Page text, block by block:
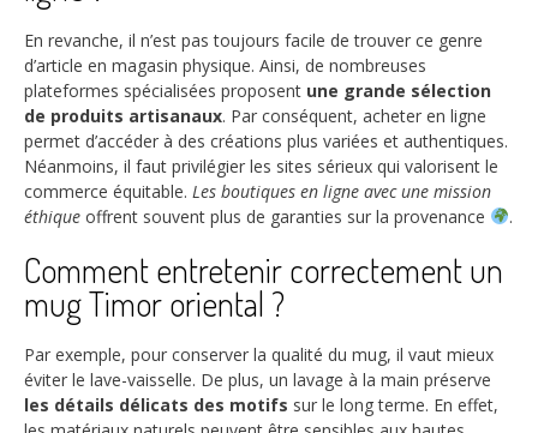
En revanche, il n’est pas toujours facile de trouver ce genre
d’article en magasin physique. Ainsi, de nombreuses
plateformes spécialisées proposent une grande sélection
de produits artisanaux. Par conséquent, acheter en ligne
permet d’accéder à des créations plus variées et authentiques.
Néanmoins, il faut privilégier les sites sérieux qui valorisent le
commerce équitable. Les boutiques en ligne avec une mission
éthique offrent souvent plus de garanties sur la provenance .
Comment entretenir correctement un
mug Timor oriental ?
Par exemple, pour conserver la qualité du mug, il vaut mieux
éviter le lave-vaisselle. De plus, un lavage à la main préserve
les détails délicats des motifs sur le long terme. En effet,